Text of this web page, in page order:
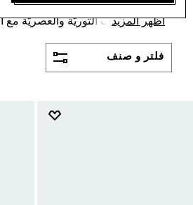
أديداس والتي تحاكي سن الأطفال
أحدث القصات الثوريّة والعصريّة مع
أظهر المزيد
فلتر و صنف